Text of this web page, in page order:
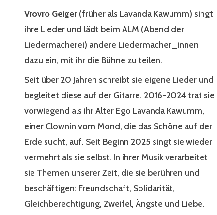
Vrovro Geiger (früher als Lavanda Kawumm) singt
ihre Lieder und lädt beim ALM (Abend der
Liedermacherei) andere Liedermacher_innen
dazu ein, mit ihr die Bühne zu teilen.
Seit über 20 Jahren schreibt sie eigene Lieder und
begleitet diese auf der Gitarre. 2016-2024 trat sie
vorwiegend als ihr Alter Ego Lavanda Kawumm,
einer Clownin vom Mond, die das Schöne auf der
Erde sucht, auf. Seit Beginn 2025 singt sie wieder
vermehrt als sie selbst. In ihrer Musik verarbeitet
sie Themen unserer Zeit, die sie berühren und
beschäftigen: Freundschaft, Solidarität,
Gleichberechtigung, Zweifel, Ängste und Liebe.